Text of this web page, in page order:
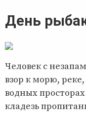
День
Человек с
взор к морю,
водных
кладезь